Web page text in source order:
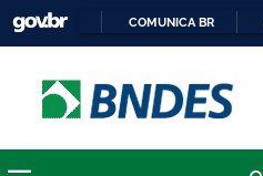
COMUNICA BR